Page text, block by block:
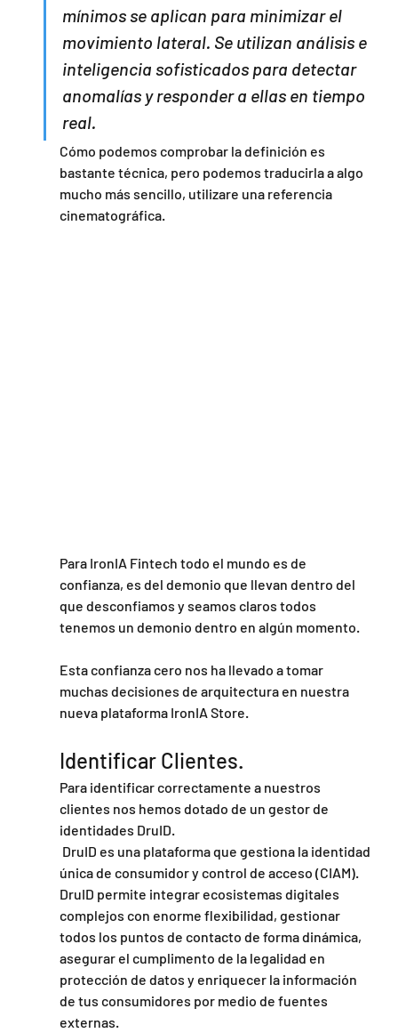
mínimos se aplican para minimizar el
movimiento lateral. Se utilizan análisis e
inteligencia sofisticados para detectar
anomalías y responder a ellas en tiempo
real.
Cómo podemos comprobar la definición es
bastante técnica, pero podemos traducirla a algo
mucho más sencillo, utilizare una referencia
cinematográfica.
Para IronIA Fintech todo el mundo es de
confianza, es del demonio que llevan dentro del
que desconfiamos y seamos claros todos
tenemos un demonio dentro en algún momento.
Esta confianza cero nos ha llevado a tomar
muchas decisiones de arquitectura en nuestra
nueva plataforma IronIA Store.
Identificar Clientes.
Para identificar correctamente a nuestros
clientes nos hemos dotado de un gestor de
identidades DruID.
única de consumidor y control de acceso (CIAM).
DruID permite integrar ecosistemas digitales
complejos con enorme flexibilidad, gestionar
todos los puntos de contacto de forma dinámica,
asegurar el cumplimento de la legalidad en
protección de datos y enriquecer la información
de tus consumidores por medio de fuentes
externas.